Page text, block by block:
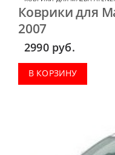
Коврики для
2007
2990 руб.
В КОРЗИНУ